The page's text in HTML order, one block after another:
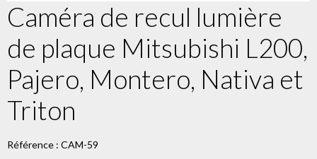
Caméra de recul lumière
de plaque Mitsubishi L200,
Pajero, Montero, Nativa et
Triton
Référence : CAM-59